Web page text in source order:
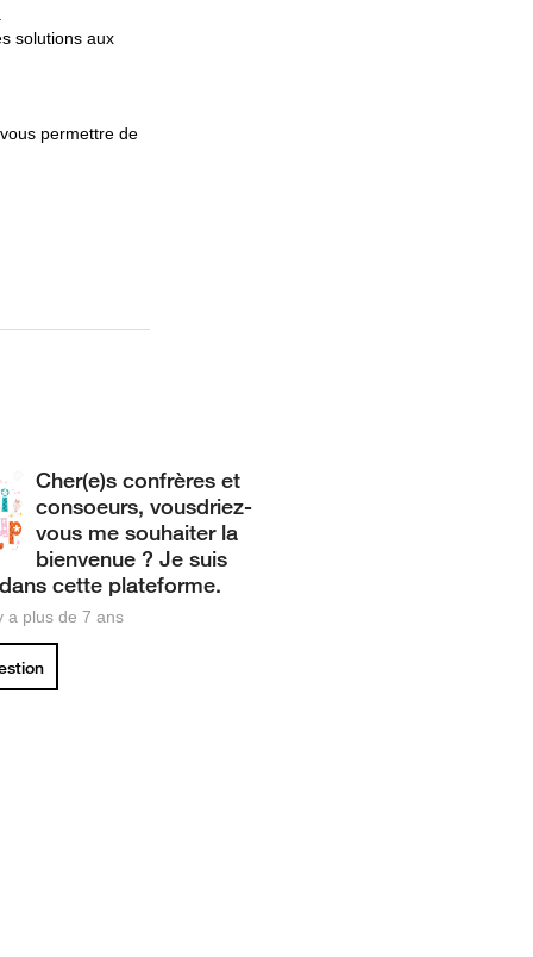
solutions aux
permettre de
Cher(e)s confrères et
consoeurs, vousdriez-
vous me souhaiter la
bienvenue ? Je suis
cette plateforme.
a plus de 7 ans